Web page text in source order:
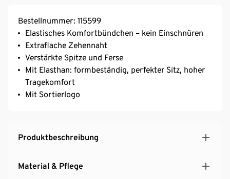
Bestellnummer: 115599
Elastisches Komfortbündchen – kein Einschnüren
Extraflache Zehennaht
Verstärkte Spitze und Ferse
Mit Elasthan: formbeständig, perfekter Sitz, hoher
Tragekomfort
Mit Sortierlogo
Produktbeschreibung
Material & Pflege